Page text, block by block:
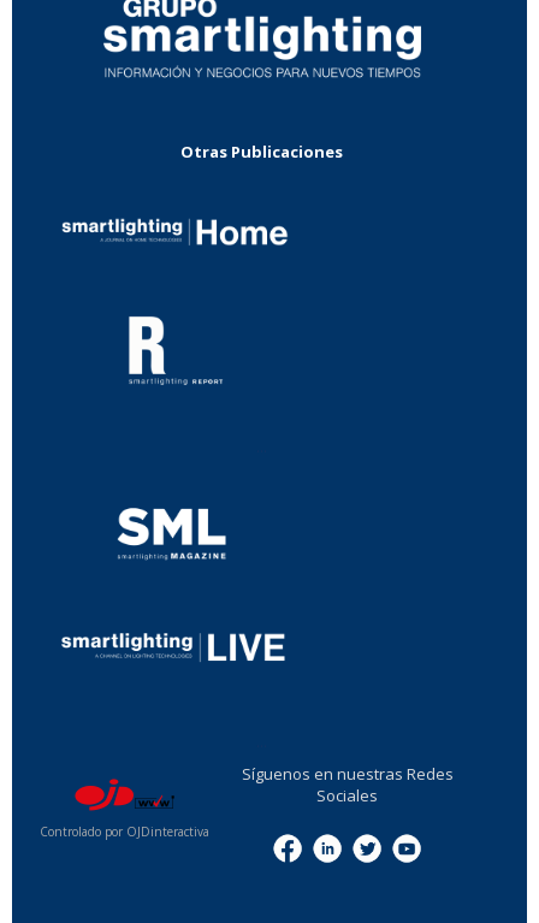
Otras Publicaciones
Controlado por OJDinteractiva
Síguenos en nuestras Redes
Sociales